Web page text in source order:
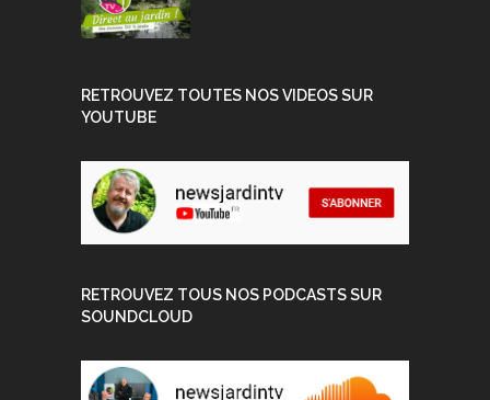
RETROUVEZ TOUTES NOS VIDEOS SUR
YOUTUBE
RETROUVEZ TOUS NOS PODCASTS SUR
SOUNDCLOUD